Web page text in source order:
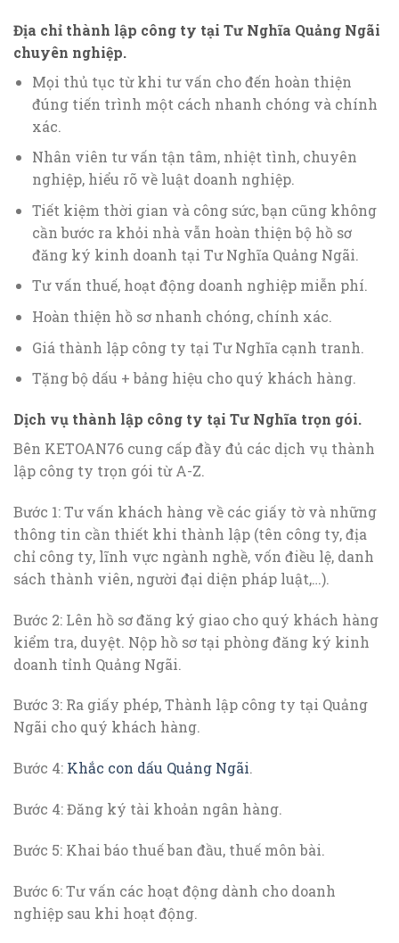
Địa chỉ thành lập công ty tại Tư Nghĩa Quảng Ngãi
chuyên nghiệp.
Mọi thủ tục từ khi tư vấn cho đến hoàn thiện
đúng tiến trình một cách nhanh chóng và chính
xác.
Nhân viên tư vấn tận tâm, nhiệt tình, chuyên
nghiệp, hiểu rõ về luật doanh nghiệp.
Tiết kiệm thời gian và công sức, bạn cũng không
cần bước ra khỏi nhà vẫn hoàn thiện bộ hồ sơ
đăng ký kinh doanh tại Tư Nghĩa Quảng Ngãi.
Tư vấn thuế, hoạt động doanh nghiệp miễn phí.
Hoàn thiện hồ sơ nhanh chóng, chính xác.
Giá thành lập công ty tại Tư Nghĩa cạnh tranh.
Tặng bộ dấu + bảng hiệu cho quý khách hàng.
Dịch vụ thành lập công ty tại Tư Nghĩa trọn gói.
Bên KETOAN76 cung cấp đầy đủ các dịch vụ thành
lập công ty trọn gói từ A-Z.
Bước 1: Tư vấn khách hàng về các giấy tờ và những
thông tin cần thiết khi thành lập (tên công ty, địa
chỉ công ty, lĩnh vực ngành nghề, vốn điều lệ, danh
sách thành viên, người đại diện pháp luật,…).
Bước 2: Lên hồ sơ đăng ký giao cho quý khách hàng
kiểm tra, duyệt. Nộp hồ sơ tại phòng đăng ký kinh
doanh tỉnh Quảng Ngãi.
Bước 3: Ra giấy phép, Thành lập công ty tại Quảng
Ngãi cho quý khách hàng.
Bước 4: Khắc con dấu Quảng Ngãi.
Bước 4: Đăng ký tài khoản ngân hàng.
Bước 5: Khai báo thuế ban đầu, thuế môn bài.
Bước 6: Tư vấn các hoạt động dành cho doanh
nghiệp sau khi hoạt động.